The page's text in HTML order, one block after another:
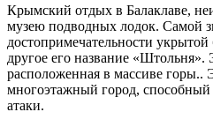
Крымский отдых в Балаклаве,
музею подводных лодок. Самой
достопримечательности
другое его название «Штольня».
расположенная в массиве горы..
многоэтажный город,
атаки.